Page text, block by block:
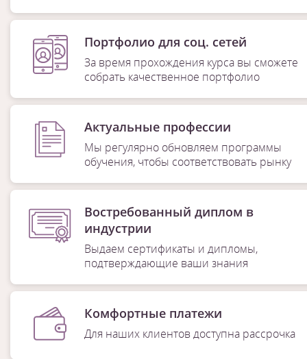
Портфолио для соц. сетей
За время прохождения курса вы сможете
собрать качественное портфолио
Актуальные профессии
Мы регулярно обновляем программы
обучения, чтобы соответствовать рынку
Востребованный диплом в
индустрии
Выдаем сертификаты и дипломы,
подтверждающие ваши знания
Комфортные платежи
Для наших клиентов доступна рассрочка